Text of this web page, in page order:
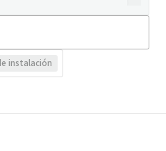
instalación